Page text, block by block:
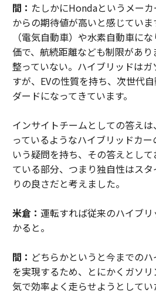
間： たしかにHondaというメー
からの期待値が高いと感じていま
（電気自動車）や水素自動車に
価で、航続距離なども制限があり
整っていない。ハイブリッドは
すが、EVの性質を持ち、次世代
ダードになってきています。
インサイトチームとしての答え
っているようなハイブリッドカ
いう疑問を持ち、その答えとし
ている部分、つまり独自性はス
りの良さだと考えました。
米倉： 運転すれば従来のハイブ
かると。
間： どちらかというと今までの
を実現するため、とにかくガソ
気で効率よく走らせようとしてい